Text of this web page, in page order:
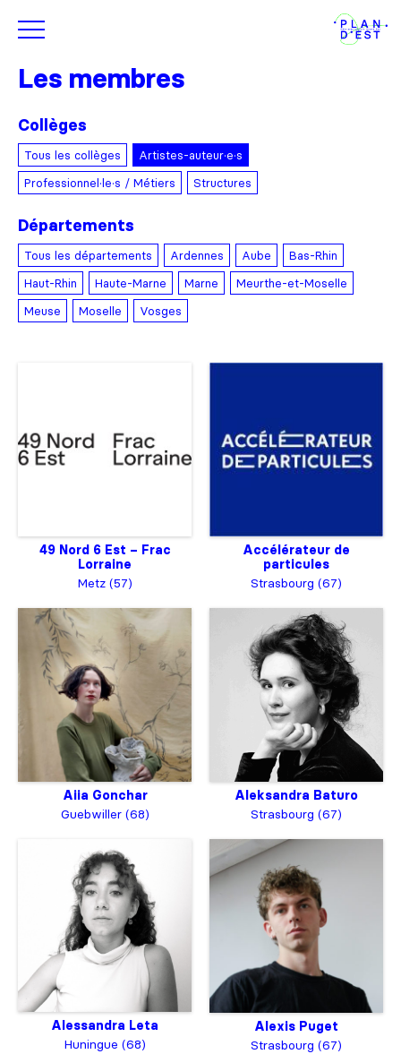
Les membres
Collèges
Tous les collèges
Artistes-auteur·e·s
Professionnel·le·s / Métiers
Structures
Départements
Tous les départements Ardennes Aube
Bas-Rhin
Haut-Rhin
Haute-Marne Marne
Meurthe-et-Moselle
Meuse
Moselle Vosges
49 Nord 6 Est – Frac
Lorraine
Metz (57)
Accélérateur de
particules
Strasbourg (67)
Aiia Gonchar
Guebwiller (68)
Aleksandra Baturo
Strasbourg (67)
Alessandra Leta
Huningue (68)
Alexis Puget
Strasbourg (67)